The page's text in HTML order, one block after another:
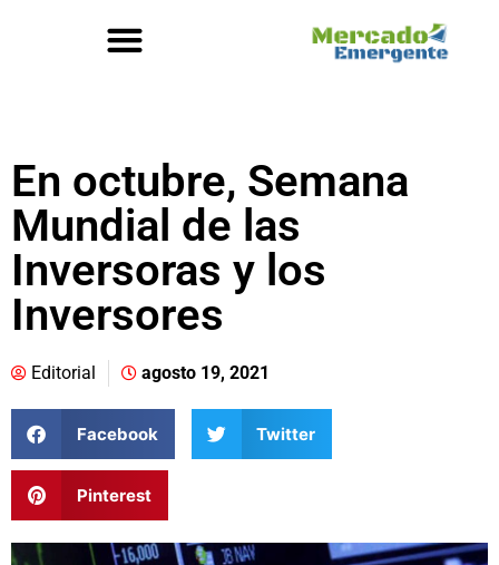
En octubre, Semana
Mundial de las
Inversoras y los
Inversores
Editorial agosto 19, 2021
Facebook Twitter
Pinterest